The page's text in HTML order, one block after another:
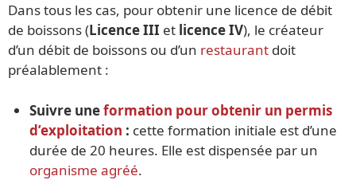
Dans tous les cas, pour obtenir une licence de débit
de boissons (Licence III et licence IV), le créateur
d’un débit de boissons ou d’un restaurant doit
préalablement :
Suivre uneformation pour obtenir un permis
d’exploitation : cette formation initiale est d’une
durée de 20 heures. Elle est dispensée par un
organisme agréé.